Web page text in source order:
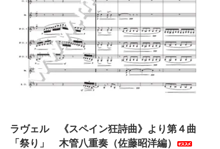
ラヴェル 《スペイン狂詩曲》より第４曲
「祭り」 木管八重奏（佐藤昭洋編）